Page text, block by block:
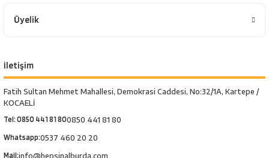
Üyelik
İletişim
Fatih Sultan Mehmet Mahallesi, Demokrasi Caddesi, No:32/1A, Kartepe /
KOCAELİ
Tel: 0850 441 81 800850 441 81 80
Whatsapp:0537 460 20 20
Mail:info@hepsinalburda.com